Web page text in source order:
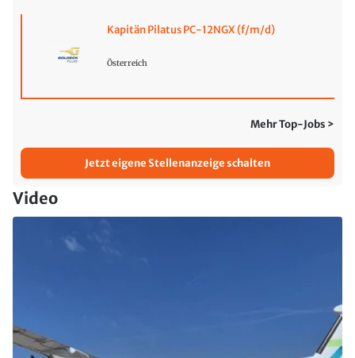
Kapitän Pilatus PC-12NGX (f/m/d)
Österreich
Mehr Top-Jobs >
Jetzt eigene Stellenanzeige schalten
Video